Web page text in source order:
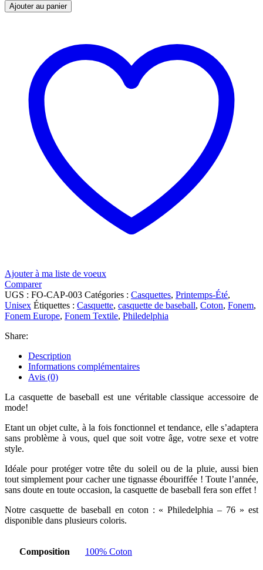
Ajouter au panier
Ajouter à ma liste de voeux
Comparer
UGS : FO-CAP-003 Catégories : Casquettes, Printemps-Été,
Unisex Étiquettes : Casquette, casquette de baseball, Coton, Fonem,
Fonem Europe, Fonem Textile, Philedelphia
Share:
Description
Informations complémentaires
Avis (0)
La casquette de baseball est une véritable classique accessoire de
mode!
Etant un objet culte, à la fois fonctionnel et tendance, elle s’adaptera
sans problème à vous, quel que soit votre âge, votre sexe et votre
style.
Idéale pour protéger votre tête du soleil ou de la pluie, aussi bien
tout simplement pour cacher une tignasse ébouriffée ! Toute l’année,
sans doute en toute occasion, la casquette de baseball fera son effet !
Notre casquette de baseball en coton : « Philedelphia – 76 » est
disponible dans plusieurs coloris.
Composition 100% Coton